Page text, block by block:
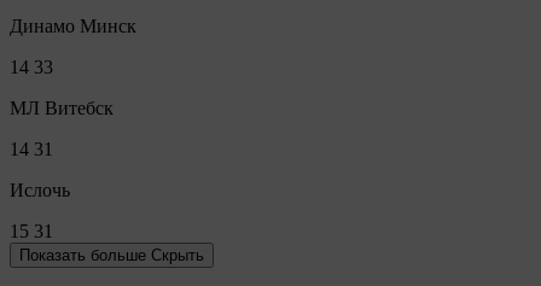
Динамо Минск
14 33
МЛ Витебск
14 31
Ислочь
15 31
Показать больше Скрыть